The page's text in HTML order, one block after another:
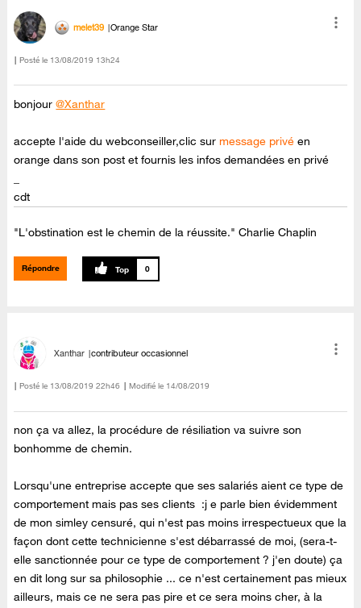
melet39 Orange Star
Posté le ‎13/08/2019 13h24
bonjour@Xanthar
accepte l'aide du webconseiller,clic sur message privé en
orange dans son post et fournis les infos demandées en privé
cdt
"L'obstination est le chemin de la réussite." Charlie Chaplin
Répondre 0
Xanthar contributeur occasionnel
Posté le ‎13/08/2019 22h46 Modifié le 14/08/2019
non ça va allez, la procédure de résiliation va suivre son
bonhomme de chemin.
Lorsqu'une entreprise accepte que ses salariés aient ce type de
comportement mais pas ses clients :j e parle bien évidemment
de mon simley censuré, qui n'est pas moins irrespectueux que la
façon dont cette technicienne s'est débarrassé de moi, (sera-t-
elle sanctionnée pour ce type de comportement ? j'en doute) ça
en dit long sur sa philosophie ... ce n'est certainement pas mieux
ailleurs, mais ce ne sera pas pire et ce sera moins cher, à la